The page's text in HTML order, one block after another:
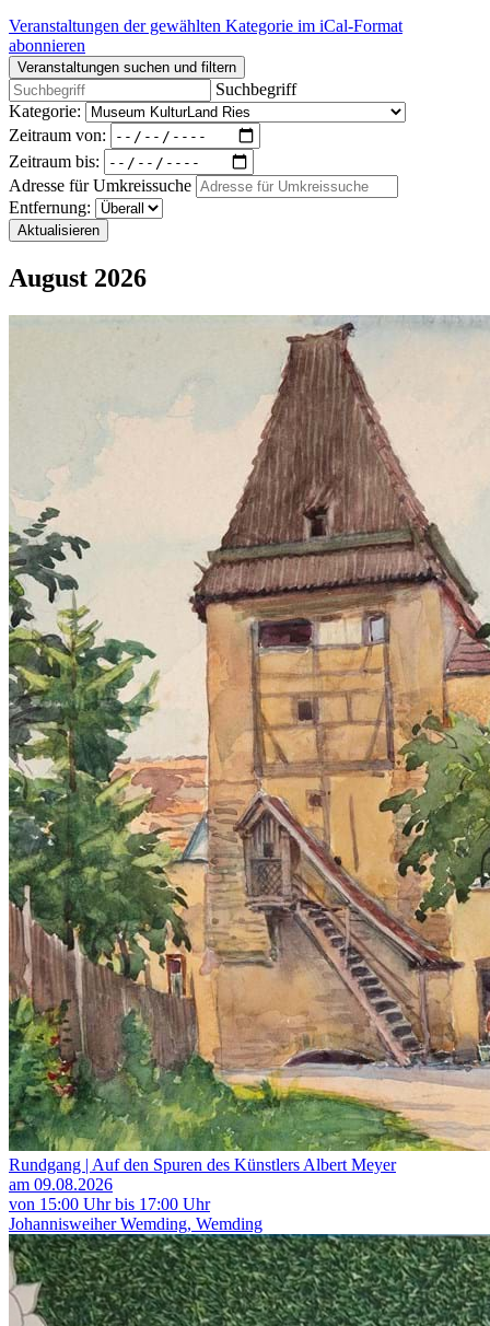
Veranstaltungen der gewählten Kategorie im iCal-Format
abonnieren
Veranstaltungen suchen und filtern
Suchbegriff
Kategorie:
Zeitraum von:
Zeitraum bis:
Adresse für Umkreissuche
Entfernung:
Aktualisieren
August 2026
Rundgang | Auf den Spuren des Künstlers Albert Meyer
am 09.08.2026
von 15:00 Uhr bis 17:00 Uhr
Johannisweiher Wemding, Wemding